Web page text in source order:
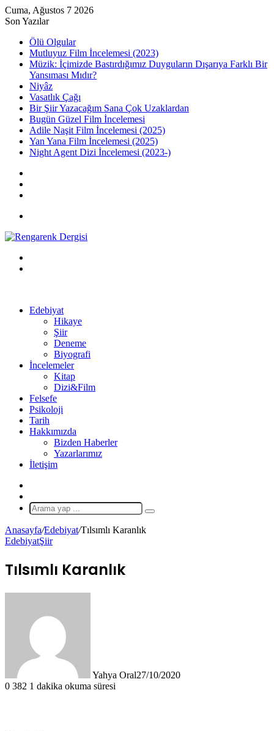
Cuma, Ağustos 7 2026
Son Yazılar
Ölü Olgular
Mutluyuz Film İncelemesi (2023)
Müzik: İçimizde Bastırdığımız Duyguların Dışarıya Farklı Bir
Yansıması Mıdır?
Niyâz
Vasatlık Çağı
Bir Şiir Yazacağım Sana Çok Uzaklardan
Bugün Güzel Film İncelemesi
Adile Naşit Film İncelemesi (2025)
Yan Yana Film İncelemesi (2025)
Night Agent Dizi İncelemesi (2023-)
Edebiyat
Hikaye
Şiir
Deneme
Biyografi
İncelemeler
Kitap
Dizi&Film
Felsefe
Psikoloji
Tarih
Hakkımızda
Bizden Haberler
Yazarlarımız
İletişim
Makale
Arama
Anasayfa/Edebiyat/Tılsımlı Karanlık
EdebiyatŞiir
Tılsımlı Karanlık
Yahya Oral27/10/2020
0 382 1 dakika okuma süresi